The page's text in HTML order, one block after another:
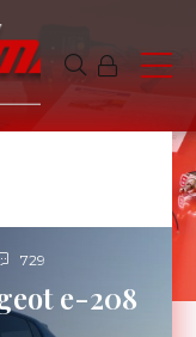
729
e-208